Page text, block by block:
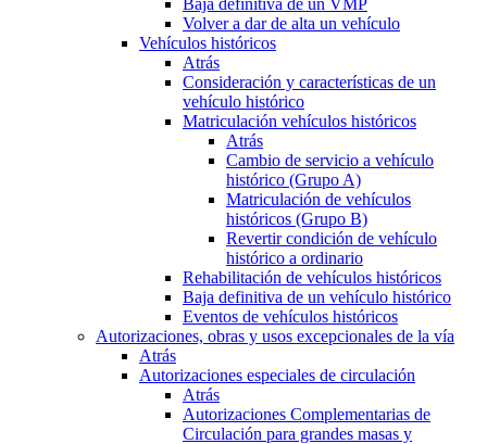
Baja definitiva de un VMP
Volver a dar de alta un vehículo
Vehículos históricos
Atrás
Consideración y características de un
vehículo histórico
Matriculación vehículos históricos
Atrás
Cambio de servicio a vehículo
histórico (Grupo A)
Matriculación de vehículos
históricos (Grupo B)
Revertir condición de vehículo
histórico a ordinario
Rehabilitación de vehículos históricos
Baja definitiva de un vehículo histórico
Eventos de vehículos históricos
Autorizaciones, obras y usos excepcionales de la vía
Atrás
Autorizaciones especiales de circulación
Atrás
Autorizaciones Complementarias de
Circulación para grandes masas y